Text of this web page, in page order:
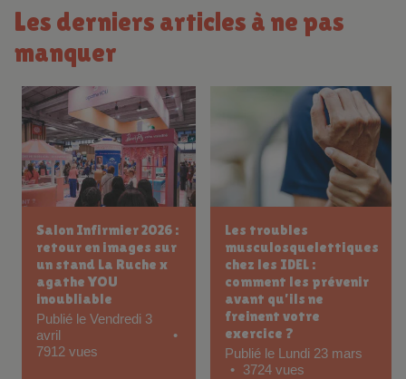
Les derniers articles à ne pas
manquer
Salon Infirmier 2026 :
retour en images sur
un stand La Ruche x
agathe YOU
inoubliable
Publié le Vendredi 3
avril
7912 vues
Les troubles
musculosquelettiques
chez les IDEL :
comment les prévenir
avant qu’ils ne
freinent votre
exercice ?
Publié le Lundi 23 mars
3724 vues